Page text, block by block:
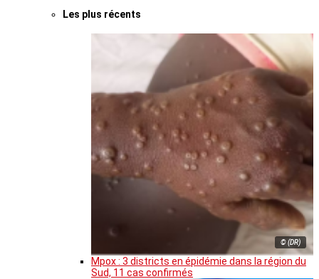
Les plus récents
© (DR)
Mpox : 3 districts en épidémie dans la région du
Sud, 11 cas confirmés